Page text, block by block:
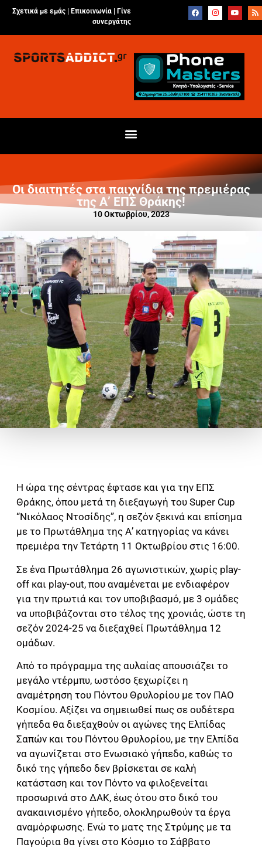
Σχετικά με εμάς | Επικοινωνία
Γίνε
συνεργάτης
Οι διαιτητές στα παιχνίδια της πρεμιέρας
της Α’ ΕΠΣ Θράκης!
10 Οκτωβρίου, 2023
Η ώρα της σέντρας έφτασε και για την ΕΠΣ
Θράκης, όπου μετά τη διεξαγωγή του Super Cup
“Νικόλαος Ντοσίδης”, η σεζόν ξεκινά και επίσημα
με το Πρωτάθλημα της Α’ κατηγορίας να κάνει
πρεμιέρα την Τετάρτη 11 Οκτωβρίου στις 16:00.
Σε ένα Πρωτάθλημα 26 αγωνιστικών, χωρίς play-
off και play-out, που αναμένεται με ενδιαφέρον
για την πρωτιά και τον υποβιβασμό, με 3 ομάδες
να υποβιβάζονται στο τέλος της χρονιάς, ώστε τη
σεζόν 2024-25 να διεξαχθεί Πρωτάθλημα 12
ομάδων.
Από το πρόγραμμα της αυλαίας απουσιάζει το
μεγάλο ντέρμπυ, ωστόσο ξεχωρίζει η
αναμέτρηση του Πόντου Θρυλορίου με τον ΠΑΟ
Κοσμίου. Αξίζει να σημειωθεί πως σε ουδέτερα
γήπεδα θα διεξαχθούν οι αγώνες της Ελπίδας
Σαπών και του Πόντου Θρυλορίου, με την Ελπίδα
να αγωνίζεται στο Ενωσιακό γήπεδο, καθώς το
δικό της γήπεδο δεν βρίσκεται σε καλή
κατάσταση και τον Πόντο να φιλοξενείται
προσωρινά στο ΔΑΚ, έως ότου στο δικό του
ανακαινισμένο γήπεδο, ολοκληρωθούν τα έργα
αναμόρφωσης. Ενώ το ματς της Στρύμης με τα
Παγούρια θα γίνει στο Κόσμιο το Σάββατο